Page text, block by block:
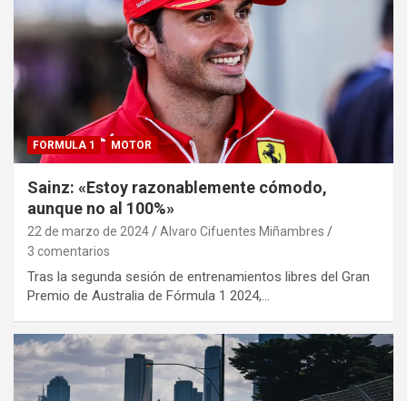
FORMULA 1 MOTOR
Sainz: «Estoy razonablemente cómodo,
aunque no al 100%»
22 de marzo de 2024
Alvaro Cifuentes Miñambres
3 comentarios
Tras la segunda sesión de entrenamientos libres del Gran
Premio de Australia de Fórmula 1 2024,…